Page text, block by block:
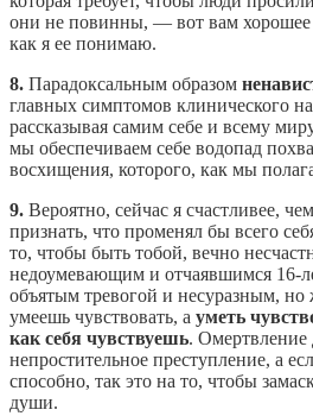
они не повинны, — вот вам хорошее
как я ее понимаю.
8. Парадоксальным образом
главных симптомов клинического
рассказывая самим себе и всему
мы обеспечиваем себе водопад
восхищения, которого, как мы
9. Вероятно, сейчас я счастливее,
признать, что променял бы всего
то, чтобы быть тобой, вечно
недоумевающим и отчаявшимся 16-
объятым тревогой и несуразным,
умеешь чувствовать, а уметь
как себя чувствуешь.
непростительное преступление, а
способно, так это на то, чтобы
души.